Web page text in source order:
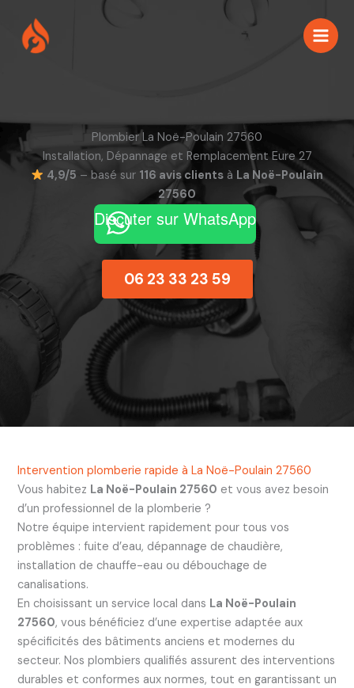
contenu
Plombier La Noë-Poulain 27560
Installation, Dépannage et Remplacement Eure 27
4,9/5 – basé sur 116 avis clients à La Noë-Poulain
27560
Discuter sur WhatsApp
06 23 33 23 59
Intervention plomberie rapide à La Noë-Poulain 27560
Vous habitez La Noë-Poulain 27560 et vous avez besoin
d’un professionnel de la plomberie ?
Notre équipe intervient rapidement pour tous vos
problèmes : fuite d’eau, dépannage de chaudière,
installation de chauffe-eau ou débouchage de
canalisations.
En choisissant un service local dans La Noë-Poulain
27560, vous bénéficiez d’une expertise adaptée aux
spécificités des bâtiments anciens et modernes du
secteur. Nos plombiers qualifiés assurent des interventions
durables et conformes aux normes, tout en garantissant un